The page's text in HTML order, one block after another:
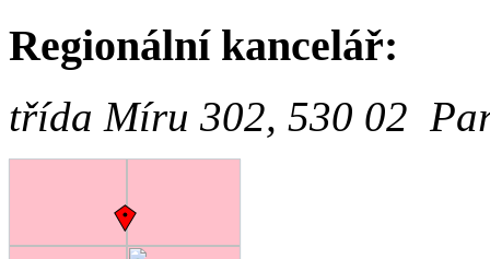
Regionální kancelář:
třída Míru 302, 530 02